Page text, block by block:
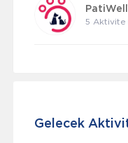
5 Aktivite
Gelecek